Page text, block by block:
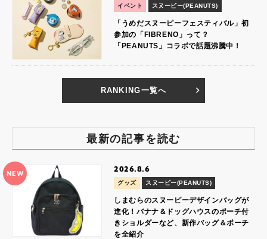
イベント スヌーピー(PEANUTS)
「うめだスヌーピーフェスティバル」初
参加の「FIBRENO」って？
「PEANUTS」コラボで話題沸騰中！
RANKING一覧へ
最新の記事を読む
NEW 2026.8.6
グッズ スヌーピー(PEANUTS)
しまむらのスヌーピーデザインバッグが
進化！バナナ＆ドッグハウスのポーチ付
きショルダーなど、新作バッグ＆ポーチ
を全紹介